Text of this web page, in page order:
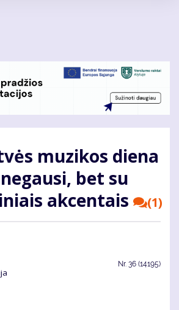
muzikos diena
bet su
akcentais
(1)
Nr. 36 (14195)